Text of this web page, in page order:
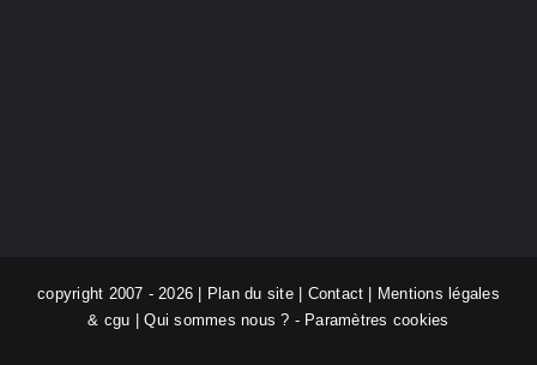
copyright 2007 - 2026 | Plan du site| Contact
Mentions légales
& cgu |Qui sommes nous ? - Paramètres cookies